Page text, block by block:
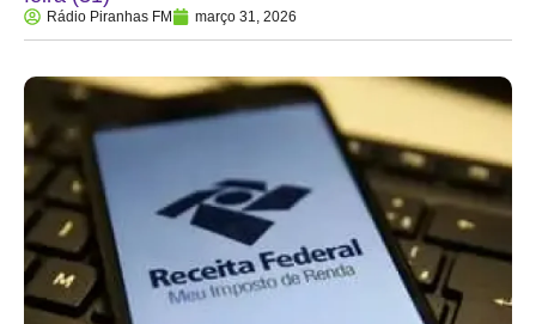
Rádio Piranhas FM março 31, 2026